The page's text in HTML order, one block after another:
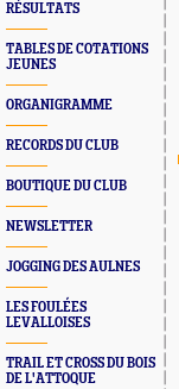
RÉSULTATS
TABLES DE COTATIONS
JEUNES
ORGANIGRAMME
RECORDS DU CLUB
BOUTIQUE DU CLUB
NEWSLETTER
JOGGING DES AULNES
LES FOULÉES
LEVALLOISES
TRAIL ET CROSS DU BOIS
DE L'ATTOQUE